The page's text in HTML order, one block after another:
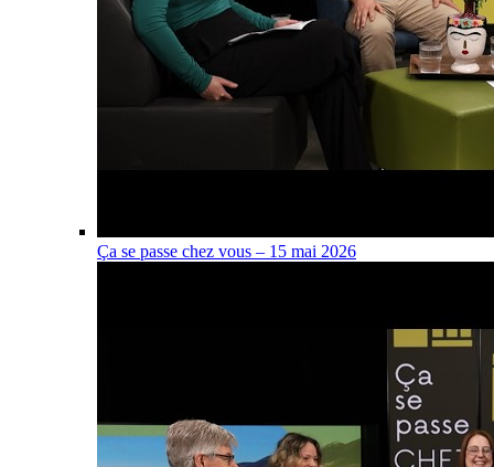
Ça se passe chez vous – 15 mai 2026